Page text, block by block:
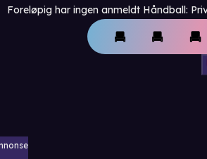
Foreløpig har ingen anmeldt Håndball: